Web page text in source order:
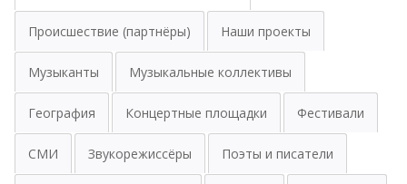
Происшествие (партнёры) Наши проекты
Музыканты Музыкальные коллективы
География Концертные площадки Фестивали
СМИ Звукорежиссёры Поэты и писатели